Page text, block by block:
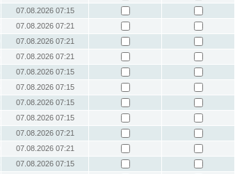
07.08.2026 07:15
07.08.2026 07:21
07.08.2026 07:21
07.08.2026 07:21
07.08.2026 07:15
07.08.2026 07:15
07.08.2026 07:15
07.08.2026 07:15
07.08.2026 07:21
07.08.2026 07:21
07.08.2026 07:15